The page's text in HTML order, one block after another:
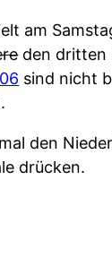
am
den dritten
sind nicht
den
drücken.